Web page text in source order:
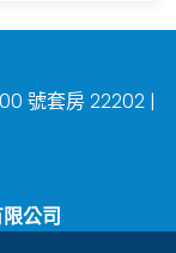
號套房 22202 |
公司